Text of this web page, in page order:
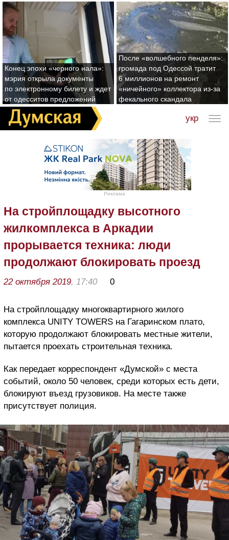
Конец эпохи «черного нала»:
мэрия открыла документы
по электронному билету и ждет
от одесситов предложений
После «волшебного пенделя»:
громада под Одессой тратит
6 миллионов на ремонт
«ничейного» коллектора из-за
фекального скандала
укр
Реклама
На стройплощадку высотного
жилкомплекса в Аркадии
прорывается техника: люди
продолжают блокировать проезд
22 октября 2019, 17:40 0
На стройплощадку многоквартирного жилого
комплекса UNITY TOWERS на Гагаринском плато,
которую продолжают блокировать местные жители,
пытается проехать строительная техника.
Как передает корреспондент «Думской» с места
событий, около 50 человек, среди которых есть дети,
блокируют въезд грузовиков. На месте также
присутствует полиция.